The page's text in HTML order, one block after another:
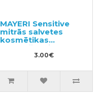
MAYERI Sensitive
mitrās salvetes
kosmētikas
noņemšanai 25gab
3.00€